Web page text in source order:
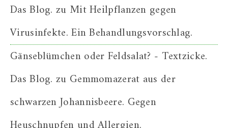
Das Blog. zu Mit Heilpflanzen gegen
Virusinfekte. Ein Behandlungsvorschlag.
Gänseblümchen oder Feldsalat? - Textzicke.
Das Blog. zu Gemmomazerat aus der
schwarzen Johannisbeere. Gegen